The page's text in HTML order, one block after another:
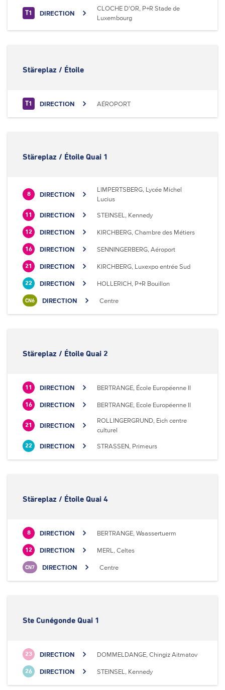
T1 DIRECTION
CLOCHE D'OR, P+R Stade de
Luxembourg
Stäreplaz / Étoile
T1 DIRECTION AÉROPORT
Stäreplaz / Étoile Quai 1
8 DIRECTION
LIMPERTSBERG, Lycée Michel
Lucius
11 DIRECTION STEINSEL, Kennedy
12 DIRECTION KIRCHBERG, Chambre des Métiers
16 DIRECTION SENNINGERBERG, Aéroport
21 DIRECTION KIRCHBERG, Luxexpo entrée Sud
22 DIRECTION HOLLERICH, P+R Bouillon
CN6 DIRECTION Centre
Stäreplaz / Étoile Quai 2
11 DIRECTION BERTRANGE, École Européenne II
16 DIRECTION BERTRANGE, Ecole Européenne II
21 DIRECTION
ROLLINGERGRUND, Eich centre
culturel
22 DIRECTION STRASSEN, Primeurs
Stäreplaz / Étoile Quai 4
8 DIRECTION BERTRANGE, Waassertuerm
12 DIRECTION MERL, Celtes
CN7 DIRECTION Centre
Ste Cunégonde Quai 1
23 DIRECTION DOMMELDANGE, Chingiz Aitmatov
26 DIRECTION STEINSEL, Kennedy